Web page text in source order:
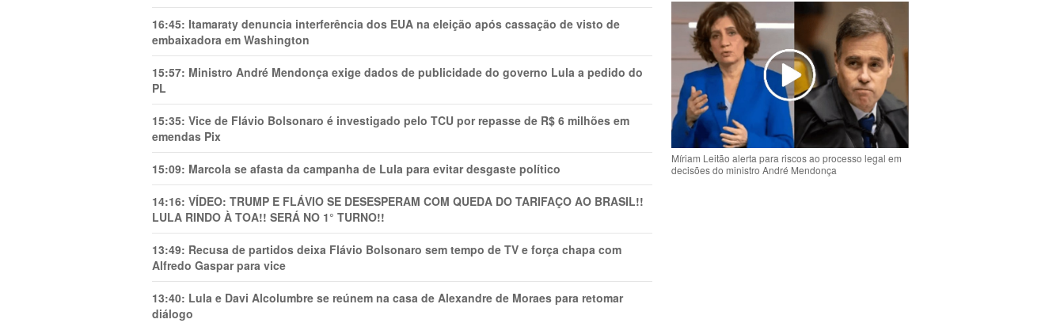
16:45: Itamaraty denuncia interferência dos EUA na eleição após cassação de visto de
embaixadora em Washington
15:57: Ministro André Mendonça exige dados de publicidade do governo Lula a pedido do
PL
15:35: Vice de Flávio Bolsonaro é investigado pelo TCU por repasse de R$ 6 milhões em
emendas Pix
15:09: Marcola se afasta da campanha de Lula para evitar desgaste político
14:16: VÍDEO: TRUMP E FLÁVIO SE DESESPERAM COM QUEDA DO TARIFAÇO AO BRASIL!!
LULA RINDO À TOA!! SERÁ NO 1° TURNO!!
13:49: Recusa de partidos deixa Flávio Bolsonaro sem tempo de TV e força chapa com
Alfredo Gaspar para vice
13:40: Lula e Davi Alcolumbre se reúnem na casa de Alexandre de Moraes para retomar
diálogo
Míriam Leitão alerta para riscos ao processo legal em
decisões do ministro André Mendonça